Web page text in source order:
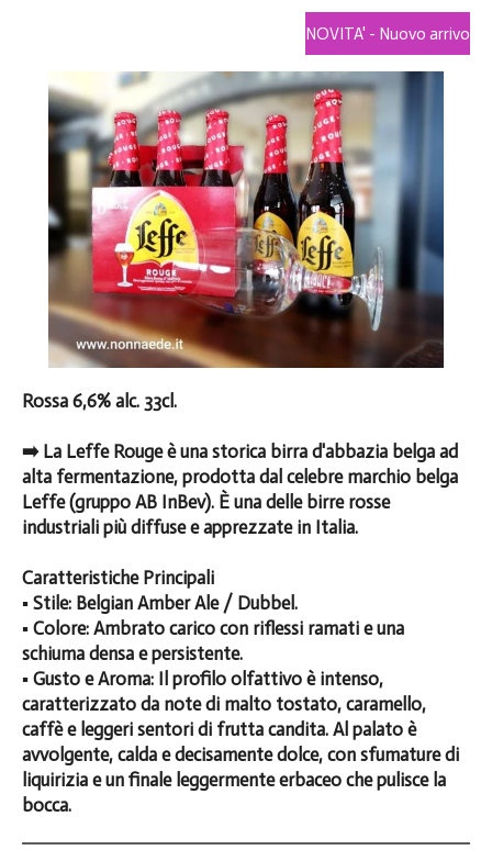
NOVITA' - Nuovo arrivo
Rossa 6,6% alc. 33cl.
➡️ La Leffe Rouge è una storica birra d'abbazia belga ad
alta fermentazione, prodotta dal celebre marchio belga
Leffe (gruppo AB InBev). È una delle birre rosse
industriali più diffuse e apprezzate in Italia.
Caratteristiche Principali
▪️ Stile: Belgian Amber Ale / Dubbel.
▪️ Colore: Ambrato carico con riflessi ramati e una
schiuma densa e persistente.
▪️ Gusto e Aroma: Il profilo olfattivo è intenso,
caratterizzato da note di malto tostato, caramello,
caffè e leggeri sentori di frutta candita. Al palato è
avvolgente, calda e decisamente dolce, con sfumature di
liquirizia e un finale leggermente erbaceo che pulisce la
bocca.